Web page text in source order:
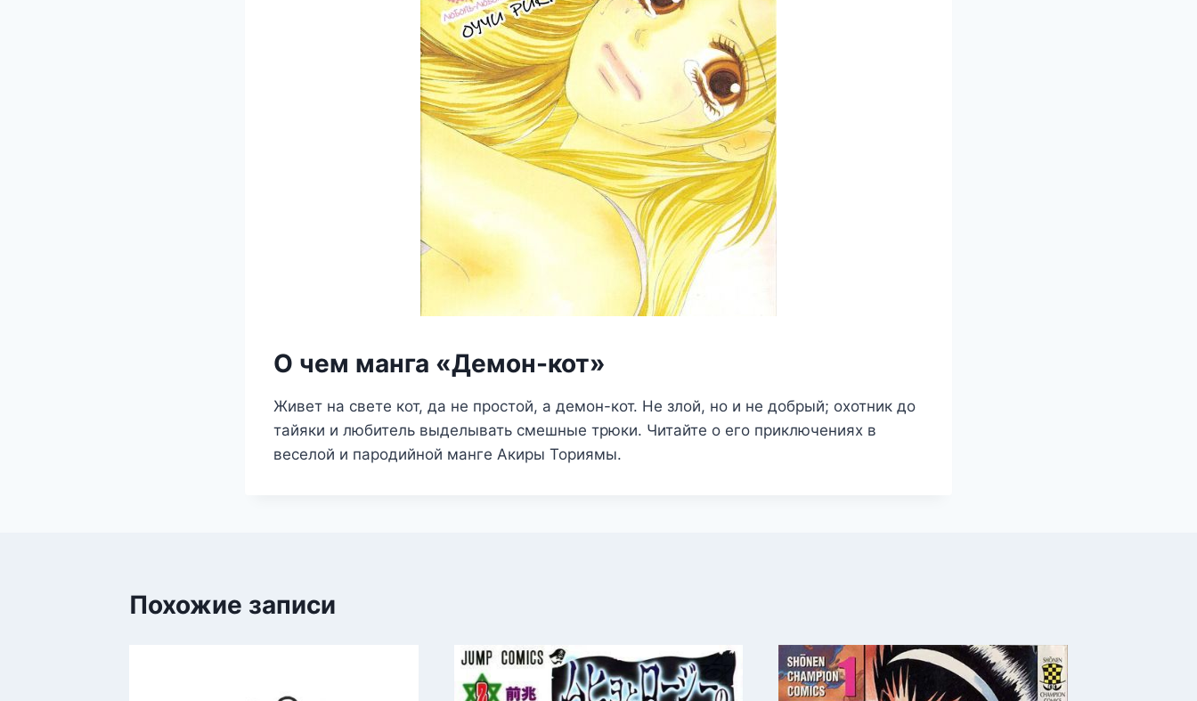
О чем манга «Демон-кот»
Живет на свете кот, да не простой, а демон-кот. Не злой, но и не добрый; охотник до
тайяки и любитель выделывать смешные трюки. Читайте о его приключениях в
веселой и пародийной манге Акиры Ториямы.
Похожие записи